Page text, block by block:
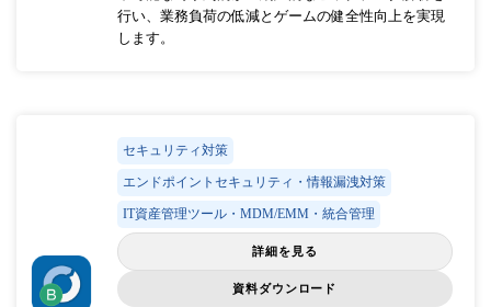
行い、業務負荷の低減とゲームの健全性向上を実現
します。
セキュリティ対策
エンドポイントセキュリティ・情報漏洩対策
IT資産管理ツール・MDM/EMM・統合管理
詳細を見る
資料ダウンロード